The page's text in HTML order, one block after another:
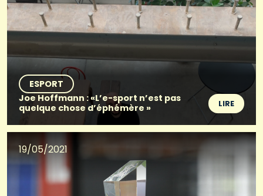
ESPORT
Joe Hoffmann : «L’e-sport n’est pas
quelque chose d’éphémère »
LIRE
19/05/2021